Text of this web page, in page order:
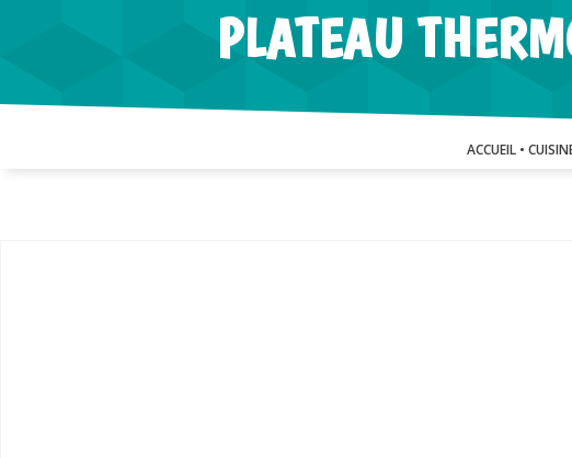
PLATEAU
ACCUEIL •